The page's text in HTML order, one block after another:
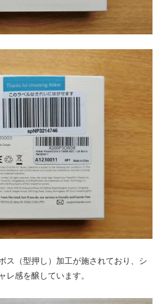
ス（型押し）加工が施されており、シ
レ感を醸しています。